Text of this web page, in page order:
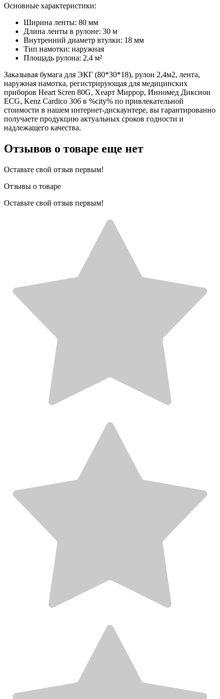
Основные характеристики:
Ширина ленты: 80 мм
Длина ленты в рулоне: 30 м
Внутренний диаметр втулки: 18 мм
Тип намотки: наружная
Площадь рулона: 2,4 м²
Заказывая бумага для ЭКГ (80*30*18), рулон 2,4м2, лента,
наружная намотка, регистрирующая для медицинских
приборов Heart Scren 80G, Хеарт Миррор, Инномед Диксион
ECG, Kenz Cardico 306 в %city% по привлекательной
стоимости в нашем интернет-дискаунтере, вы гарантированно
получаете продукцию актуальных сроков годности и
надлежащего качества.
Отзывов о товаре еще нет
Оставьте свой отзыв первым!
Отзывы о товаре
Оставьте свой отзыв первым!